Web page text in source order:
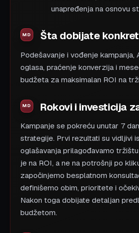
unapređenja na osnovu
Šta dobijate
Podešavanje i vođenje
oglasa, praćenje konverzija i
budžeta za maksimalan ROI na
Rokovi i investicija
Kampanje se pokreću unutar 7
strategije. Prvi rezultati su vidljivi
oglašavanja prilagođavamo
je na ROI, a ne na potrošnji po
započinjemo besplatnom
definišemo obim, prioritete i
Nakon toga dobijate detaljan
budžetom.